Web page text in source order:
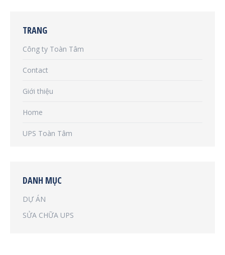
TRANG
Công ty Toàn Tâm
Contact
Giới thiệu
Home
UPS Toàn Tâm
DANH MỤC
DỰ ÁN
SỬA CHỮA UPS